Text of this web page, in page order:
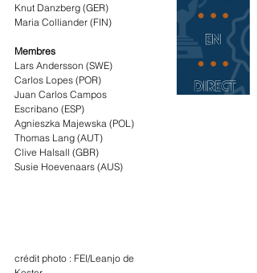
Knut Danzberg (GER)
Maria Colliander (FIN)
Membres
Lars Andersson (SWE)
Carlos Lopes (POR)
Juan Carlos Campos
Escribano (ESP)
Agnieszka Majewska (POL)
Thomas Lang (AUT)
Clive Halsall (GBR)
Susie Hoevenaars (AUS)
crédit photo : FEI/Leanjo de